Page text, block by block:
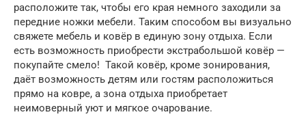
расположите так, чтобы его края немного заходили за
передние ножки мебели. Таким способом вы визуально
свяжете мебель и ковёр в единую зону отдыха. Если
есть возможность приобрести экстрабольшой ковёр —
покупайте смело! Такой ковёр, кроме зонирования,
даёт возможность детям или гостям расположиться
прямо на ковре, а зона отдыха приобретает
неимоверный уют и мягкое очарование.